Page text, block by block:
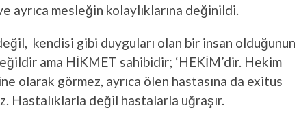
ayrıca mesleğin kolaylıklarına değinildi.
kendisi gibi duyguları olan bir insan olduğunun
ama HİKMET sahibidir; ‘HEKİM’dir. Hekim
olarak görmez, ayrıca ölen hastasına da exitus
Hastalıklarla değil hastalarla uğraşır.